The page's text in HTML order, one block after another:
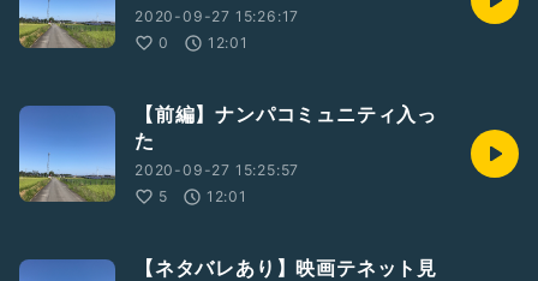
2020-09-27 15:26:17
0
12:01
【前編】ナンパコミュニティ入っ
た
2020-09-27 15:25:57
5
12:01
【ネタバレあり】映画テネット見